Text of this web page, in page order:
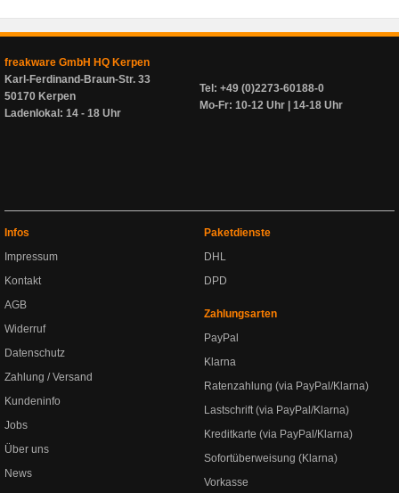
freakware GmbH HQ Kerpen
Karl-Ferdinand-Braun-Str. 33
50170 Kerpen
Ladenlokal: 14 - 18 Uhr
Tel: +49 (0)2273-60188-0
Mo-Fr: 10-12 Uhr | 14-18 Uhr
Infos
Impressum
Kontakt
AGB
Widerruf
Datenschutz
Zahlung / Versand
Kundeninfo
Jobs
Über uns
News
Paketdienste
DHL
DPD
Zahlungsarten
PayPal
Klarna
Ratenzahlung (via PayPal/Klarna)
Lastschrift (via PayPal/Klarna)
Kreditkarte (via PayPal/Klarna)
Sofortüberweisung (Klarna)
Vorkasse